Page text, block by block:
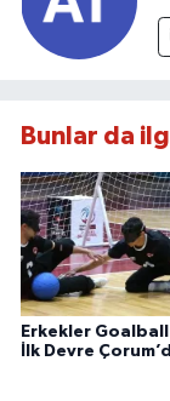
Bunlar da
Erkekler Goalball
İlk Devre